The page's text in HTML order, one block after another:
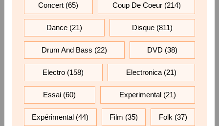
Concert (65) Coup De Coeur(214)
Dance(21) Disque (811)
Drum And Bass (22) DVD (38)
Electro (158) Electronica(21)
Essai (60) Experimental(21)
Expérimental (44) Film (35) Folk (37)